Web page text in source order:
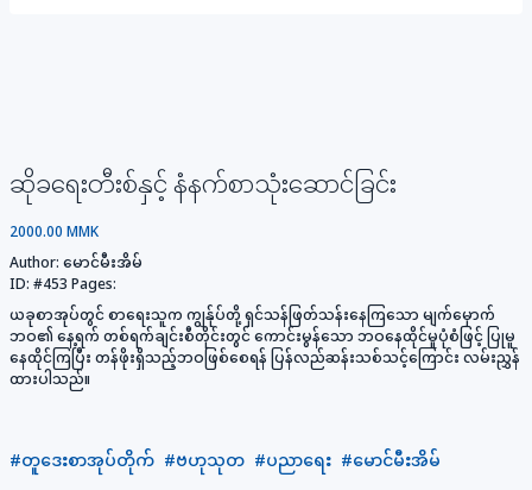
ဆိုခရေးတီးစ်နှင့် နံနက်စာသုံးဆောင်ခြင်း
2000.00 MMK
Author: မောင်မီးအိမ်
ID: #453 Pages:
ယခုစာအုပ်တွင် စာရေးသူက ကျွန်ုပ်တို့ ရှင်သန်ဖြတ်သန်းနေကြသော မျက်မှောက်
ဘဝ၏ နေ့ရက် တစ်ရက်ချင်းစီတိုင်းတွင် ကောင်းမွန်သော ဘဝနေထိုင်မှုပုံစံဖြင့် ပြုမူ
နေထိုင်ကြပြီး တန်ဖိုးရှိသည့်ဘဝဖြစ်စေရန် ပြန်လည်ဆန်းသစ်သင့်ကြောင်း လမ်းညွှန်
ထားပါသည်။
#တူဒေးစာအုပ်တိုက် #ဗဟုသုတ #ပညာရေး #မောင်မီးအိမ်